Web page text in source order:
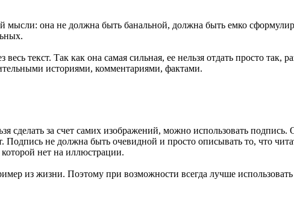
мысли: она не должна быть банальной, должна быть емко
текст. Так как она самая сильная, ее нельзя отдать просто так,
историями, комментариями, фактами.
сделать за счет самих изображений, можно использовать подпись.
Подпись не должна быть очевидной и просто описывать то, что
нет на иллюстрации.
из жизни. Поэтому при возможности всегда лучше